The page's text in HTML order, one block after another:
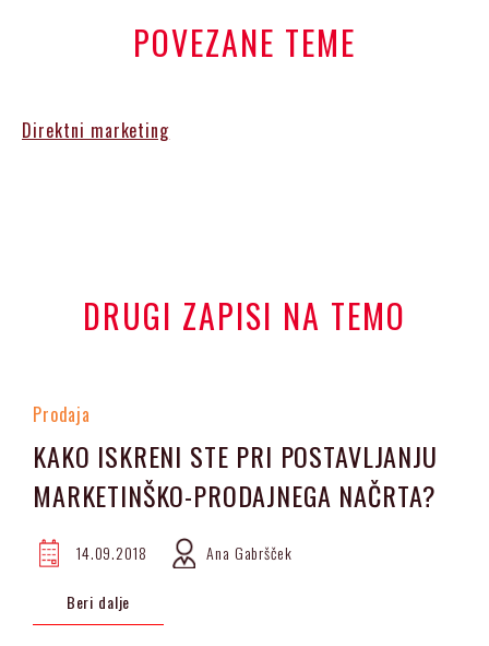
POVEZANE TEME
Direktni marketing
DRUGI ZAPISI NA TEMO
Prodaja
KAKO ISKRENI STE PRI POSTAVLJANJU
MARKETINŠKO-PRODAJNEGA NAČRTA?
14.09.2018 Ana Gabršček
Beri dalje